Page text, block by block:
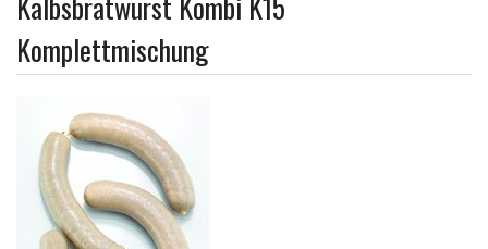
Hygiene
Rohstoffe
Komplettmischung